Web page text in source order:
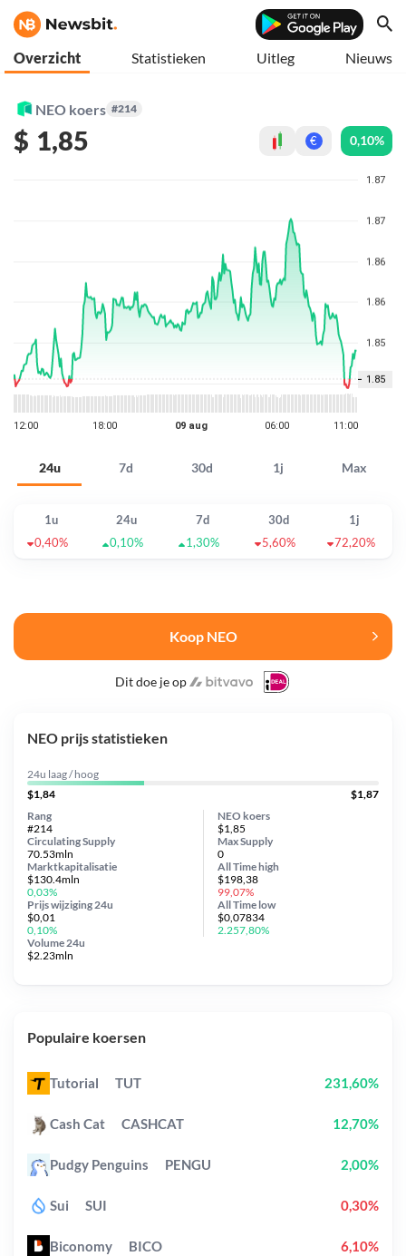
Overzicht Statistieken Uitleg Nieuws
NEO koers #214
$ 1,85 € 0,10%
24u 7d 30d 1j Max
Koop NEO
Dit doe je op
1u 24u 7d 30d
1j
0,40%
0,10% 1,30% 5,60% 72,20%
NEO prijs statistieken
24u laag / hoog
$1,84
$1,87
NEO koers
$1,85
Circulating Supply
70.53mln
Prijs wijziging 24u
$0,01
0,10%
Max Supply
0
Marktkapitalisatie
$130.4mln
0,03%
Volume 24u
$2.23mln
Rang
#214
All Timehigh
$198,38
99,07%
All Time low
$0,07834
2.257,80%
Populaire koersen
Tutorial TUT 231,60%
Cash Cat CASHCAT 12,70%
Pudgy Penguins PENGU 2,00%
Sui SUI 0,30%
Biconomy BICO 6,10%